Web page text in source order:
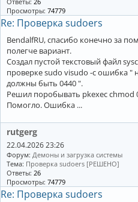
Просмотры: 74779
Re: Проверка sudoers
BendalfRU, спасибо конечно за
полегче вариант.
Создал пустой текстовый файл
проверке sudo visudo -c ошибка "
должны быть 0440 ".
Решил поробывать pkexec chmod
Помогло. Ошибка ...
rutgerg
22.04.2026 23:26
Форум: Демоны и загрузка системы
Тема: Проверка sudoers [РЕШЕНО]
Ответы: 26
Просмотры: 74779
Re: Проверка sudoers